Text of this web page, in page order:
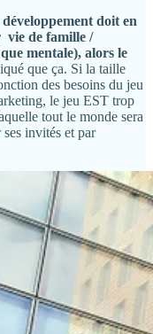
développement doit en
vie de famille /
mentale), alors le
que ça. Si la taille
des besoins du jeu
le jeu EST trop
tout le monde sera
ses invités et par